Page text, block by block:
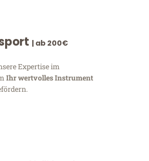
| ab 200€
Expertise im
Ihr wertvolles Instrument